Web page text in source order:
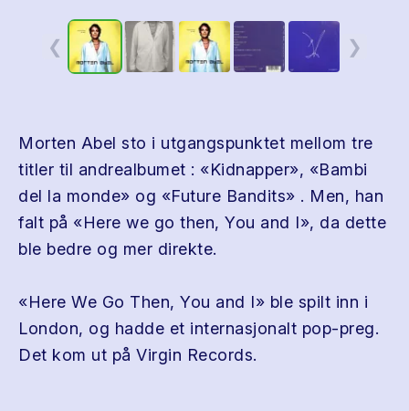
❮ ❯
Morten Abel sto i utgangspunktet mellom tre
titler til andrealbumet : «Kidnapper», «Bambi
del la monde» og «Future Bandits» . Men, han
falt på «Here we go then, You and I», da dette
ble bedre og mer direkte.
«Here We Go Then, You and I» ble spilt inn i
London, og hadde et internasjonalt pop-preg.
Det kom ut på Virgin Records.